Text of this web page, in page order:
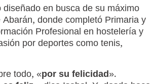
en busca de su máximo
donde completó Primaria y
Profesional en hostelería y
por deportes como tenis,
todo, «por su felicidad».